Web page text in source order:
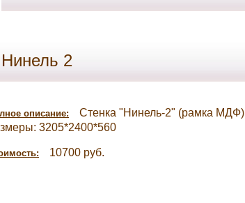
Нинель 2
описание:
Стенка "Нинель-2" (рамка МДФ)
3205*2400*560
10700 руб.